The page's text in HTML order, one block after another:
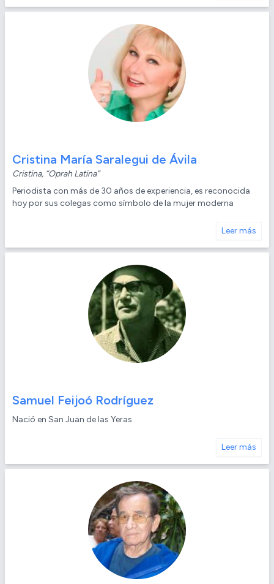
Cristina María Saralegui de Ávila
Cristina, “Oprah Latina”
Periodista con más de 30 años de experiencia, es reconocida
hoy por sus colegas como símbolo de la mujer moderna
Leer más
Samuel Feijoó Rodríguez
Nació en San Juan de las Yeras
Leer más